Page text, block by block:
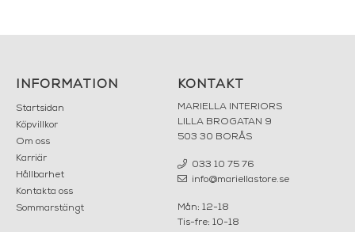
INFORMATION
Startsidan
Köpvillkor
Om oss
Karriär
Hållbarhet
Kontakta oss
Sommarstängt
KONTAKT
MARIELLA INTERIORS
LILLA BROGATAN 9
503 30 BORÅS
033 10 75 76
info@mariellastore.se
Mån: 12-18
Tis-fre: 10-18